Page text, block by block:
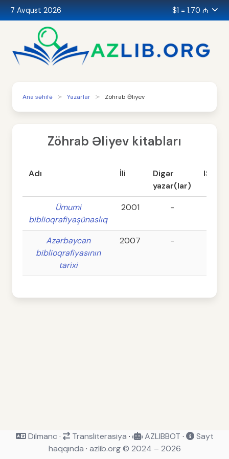
7 Avqust 2026 $1 = 1.70 ₼
Ana səhifə Yazarlar Zöhrab Əliyev
Zöhrab Əliyev kitabları
Adı İli
Digər
yazar(lar)
ISBN
Ümumi
biblioqrafiyaşünaslıq
2001 -
Azərbaycan
biblioqrafiyasının
tarixi
2007 -
Dilmanc · Transliterasiya · AZLIBBOT ·
Sayt
haqqında · azlib.org © 2024 – 2026